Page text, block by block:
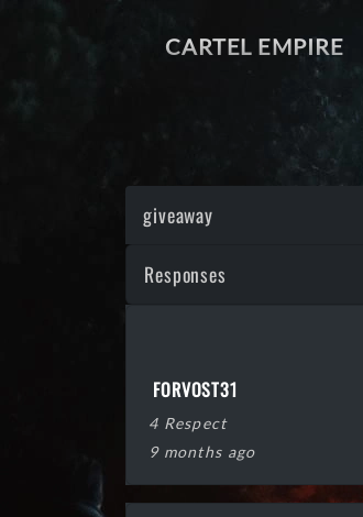
CARTEL EMPIRE
giveaway
Responses
FORVOST31
4 Respect
9 months ago